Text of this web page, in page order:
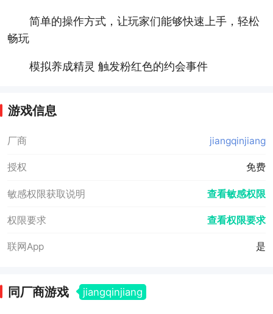
简单的操作方式，让玩家们能够快速上手，轻松
畅玩
模拟养成精灵 触发粉红色的约会事件
游戏信息
厂商 jiangqinjiang
授权 免费
敏感权限获取说明 查看敏感权限
权限要求 查看权限要求
联网App 是
同厂商游戏 jiangqinjiang